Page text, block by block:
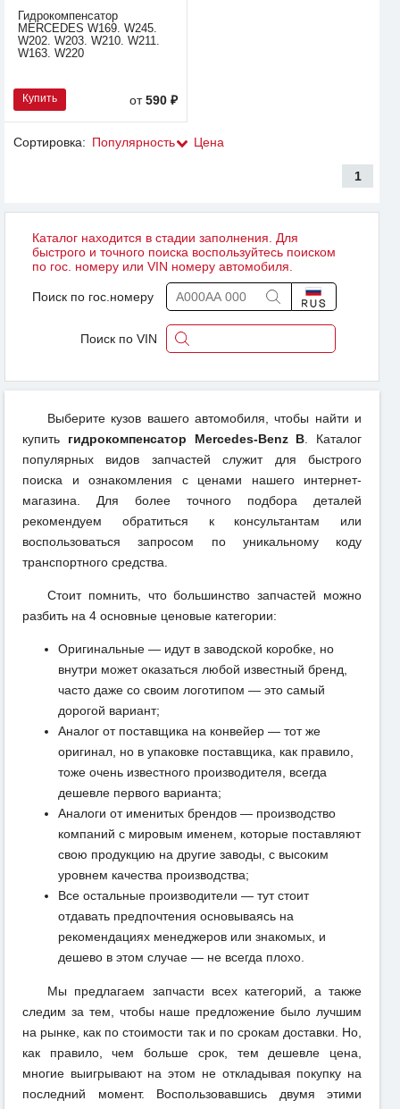
Гидрокомпенсатор
MERCEDES W169. W245.
W202. W203. W210. W211.
W163. W220
Купить от590 ₽
Сортировка: Популярность Цена
1
Каталог находится в стадии заполнения. Для
быстрого и точного поиска воспользуйтесь поиском
по гос. номеру или VIN номеру автомобиля.
Поиск по гос.номеру
Поиск по VIN
Выберите кузов вашего автомобиля, чтобы найти и
купить гидрокомпенсатор Mercedes-Benz B . Каталог
популярных видов запчастей служит для быстрого
поиска и ознакомления с ценами нашего интернет-
магазина. Для более точного подбора деталей
рекомендуем обратиться к консультантам или
воспользоваться запросом по уникальному коду
транспортного средства.
Стоит помнить, что большинство запчастей можно
разбить на 4 основные ценовые категории:
Оригинальные — идут в заводской коробке, но
внутри может оказаться любой известный бренд,
часто даже со своим логотипом — это самый
дорогой вариант;
Аналог от поставщика на конвейер — тот же
оригинал, но в упаковке поставщика, как правило,
тоже очень известного производителя, всегда
дешевле первого варианта;
Аналоги от именитых брендов — производство
компаний с мировым именем, которые поставляют
свою продукцию на другие заводы, с высоким
уровнем качества производства;
Все остальные производители — тут стоит
отдавать предпочтения основываясь на
рекомендациях менеджеров или знакомых, и
дешево в этом случае — не всегда плохо.
Мы предлагаем запчасти всех категорий, а также
следим за тем, чтобы наше предложение было лучшим
на рынке, как по стоимости так и по срокам доставки. Но,
как правило, чем больше срок, тем дешевле цена,
многие выигрывают на этом не откладывая покупку на
последний момент. Воспользовавшись двумя этими